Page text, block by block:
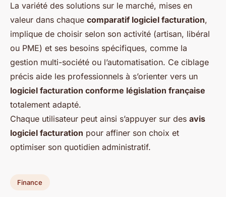
La variété des solutions sur le marché, mises en
valeur dans chaque comparatif logiciel facturation,
implique de choisir selon son activité (artisan, libéral
ou PME) et ses besoins spécifiques, comme la
gestion multi-société ou l’automatisation. Ce ciblage
précis aide les professionnels à s’orienter vers un
logiciel facturation conforme législation française
totalement adapté.
Chaque utilisateur peut ainsi s’appuyer sur des avis
logiciel facturation pour affiner son choix et
optimiser son quotidien administratif.
Finance